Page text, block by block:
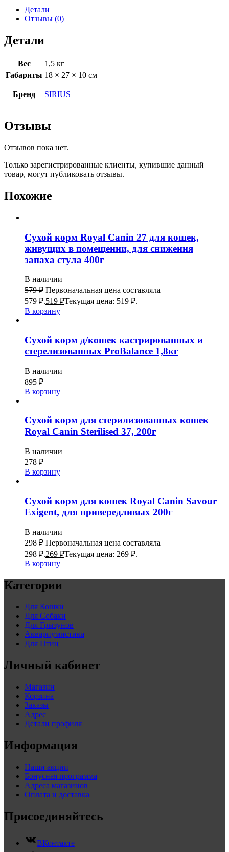
Детали
Отзывы (0)
Детали
Вес
1,5 кг
Габариты 18 × 27 × 10 см
Бренд SIRIUS
Отзывы
Отзывов пока нет.
Только зарегистрированные клиенты, купившие данный
товар, могут публиковать отзывы.
Похожие
Сухой корм Royal Canin 27 для кошек,
живущих в помещении, для снижения
запаха стула 400г
В наличии
579₽ Первоначальная цена составляла
579 ₽.519 ₽Текущая цена: 519 ₽.
В корзину
Сухой корм д/кошек кастрированных и
стерелизованных ProBalance 1,8кг
В наличии
895 ₽
В корзину
Сухой корм для стерилизованных кошек
Royal Canin Sterilised 37, 200г
В наличии
278 ₽
В корзину
Сухой корм для кошек Royal Canin Savour
Exigent, для привередливых 200г
В наличии
298₽ Первоначальная цена составляла
298 ₽.269 ₽Текущая цена: 269 ₽.
В корзину
Категории
Для Кошки
Для Собаки
Для Грызунов
Аквариумистика
Для Птиц
Личный кабинет
Магазин
Корзина
Заказы
Адрес
Детали профиля
Информация
Наши акции
Бонусная программа
Адреса магазинов
Оплата и доставка
Присоединяйтесь
ВКонтакте